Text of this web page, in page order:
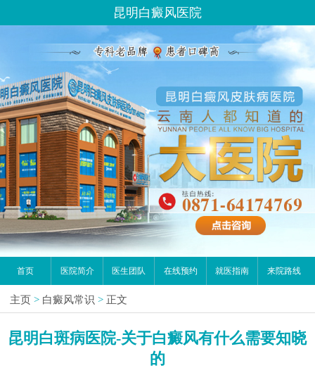
昆明白癜风医院
首页 医院简介 医生团队 在线预约 就医指南 来院路线
主页 > 白癜风常识 > 正文
昆明白斑病医院-关于白癜风有什么需要知晓
的